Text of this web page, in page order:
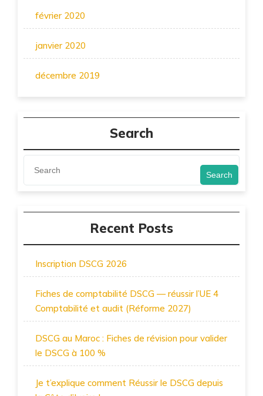
février 2020
janvier 2020
décembre 2019
Search
Search
Recent Posts
Inscription DSCG 2026
Fiches de comptabilité DSCG — réussir l’UE 4
Comptabilité et audit (Réforme 2027)
DSCG au Maroc : Fiches de révision pour valider
le DSCG à 100 %
Je t’explique comment Réussir le DSCG depuis